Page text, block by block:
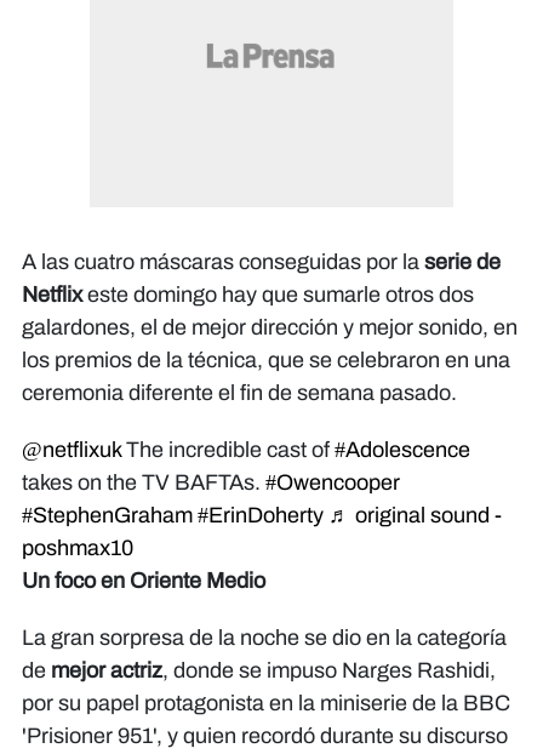
A las cuatro máscaras conseguidas por la serie de
Netflixeste domingo hay que sumarle otros dos
galardones, el de mejor dirección y mejor sonido, en
los premios de la técnica, que se celebraron en una
ceremonia diferente el fin de semana pasado.
@netflixukThe incredible cast of #Adolescence
takes on the TV BAFTAs. #Owencooper
#StephenGraham #ErinDoherty ♬ original sound -
poshmax10
Un foco en Oriente Medio
La gran sorpresa de la noche se dio en la categoría
de mejor actriz, donde se impuso Narges Rashidi,
por su papel protagonista en la miniserie de la BBC
'Prisioner 951', y quien recordó durante su discurso